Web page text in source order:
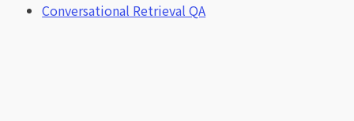
Conversational Retrieval QA